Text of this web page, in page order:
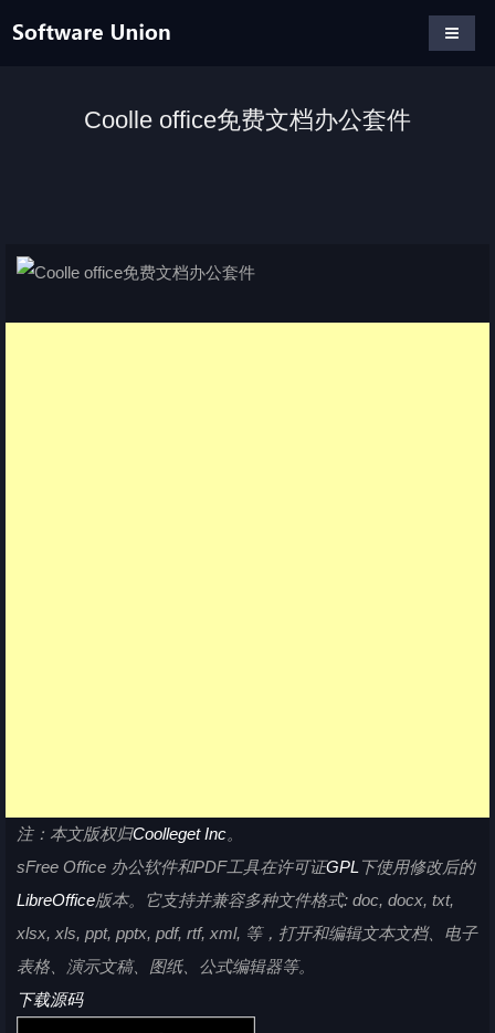
Coolle office免费文档办公套件
注：本文版权归Coolleget Inc。
sFree Office 办公软件和PDF工具在许可证GPL 下使用修改后的
LibreOffice版本。它支持并兼容多种文件格式: doc, docx, txt,
xlsx, xls, ppt, pptx, pdf, rtf, xml, 等，打开和编辑文本文档、电子
表格、演示文稿、图纸、公式编辑器等。
下载源码